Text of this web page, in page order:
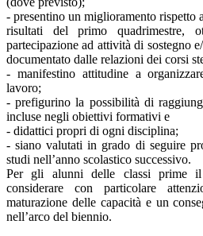
- presentino un miglioramento rispetto
risultati del primo quadrimestre,
partecipazione ad attività di sostegno
documentato dalle relazioni dei corsi
- manifestino attitudine a
lavoro;
- prefigurino la possibilità di
incluse negli obiettivi formativi e
- didattici propri di ogni disciplina;
- siano valutati in grado di seguire
studi nell’anno scolastico successivo.
Per gli alunni delle classi prime
considerare con particolare
maturazione delle capacità e un
nell’arco del biennio.